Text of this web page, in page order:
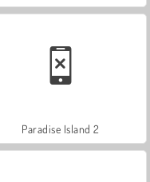
Paradise Island 2